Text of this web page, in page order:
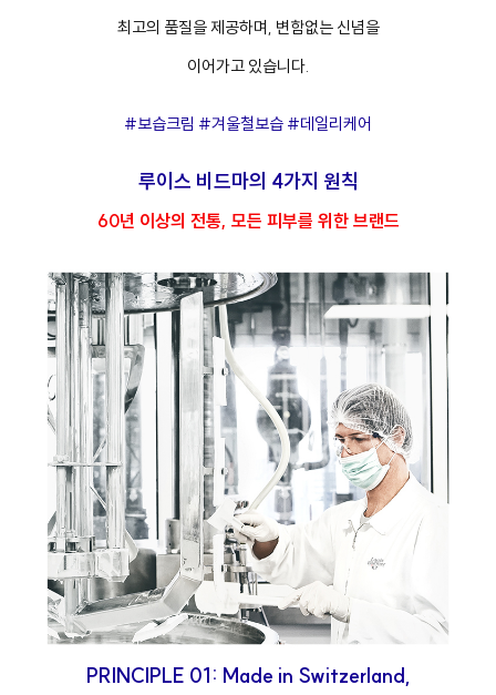
최고의 품질을 제공하며, 변함없는 신념을
이어가고 있습니다.
#보습크림 #겨울철보습 #데일리케어
루이스 비드마의 4가지 원칙
60년 이상의 전통, 모든 피부를 위한 브랜드
PRINCIPLE 01: Made in Switzerland,